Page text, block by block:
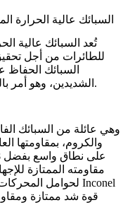
السبائك عالية الحرارة
تُعد السبائك عالية
للطائرات من أجل
السبائك الحفاظ
الشديدين، وهو أمر بالغ الأهمية في تطبيقات الطيران والفضاء.
والكروم، بمقاومتها
مقاومته الممتازة
Inconel